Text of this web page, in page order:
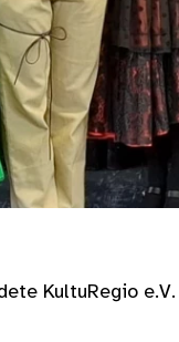
KultuRegio